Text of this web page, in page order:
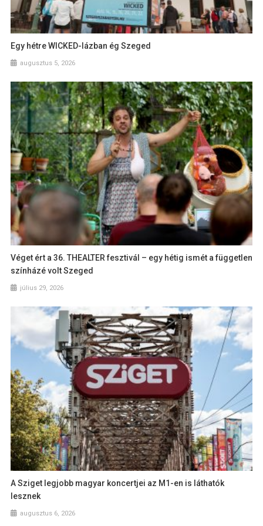
Egy hétre WICKED-lázban ég Szeged
augusztus 5, 2026
Véget ért a 36. THEALTER fesztivál – egy hétig ismét a független
színházé volt Szeged
július 29, 2026
A Sziget legjobb magyar koncertjei az M1-en is láthatók
lesznek
augusztus 6, 2026